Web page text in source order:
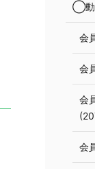
◯動
会
会
会
会